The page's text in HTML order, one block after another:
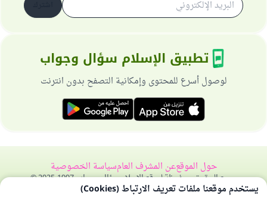
تطبيق الإسلام سؤال وجواب
لوصول أسرع للمحتوى وإمكانية التصفح بدون انترنت
حول الموقععن المشرف العامسياسة الخصوصية
جميع الحقوق محفوظة لموقع الإسلام سؤال وجواب 1997-2025 ©
يستخدم موقعنا ملفات تعريف الارتباط (Cookies)